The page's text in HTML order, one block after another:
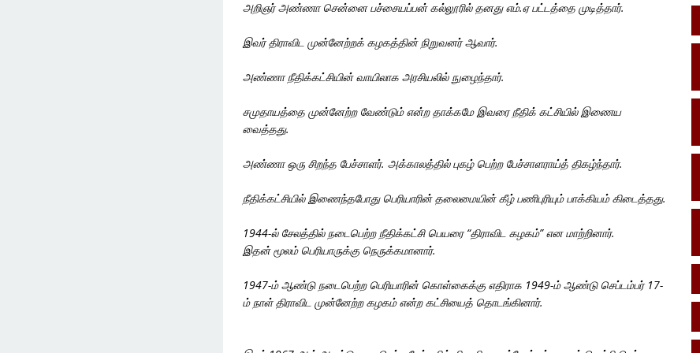
அறிஞர் அண்ணா சென்னை பச்சையப்பன் கல்லூரில் தனது எம்.ஏ பட்டத்தை முடித்தார்.
இவர் திராவிட முன்னேற்றக் கழகத்தின் நிறுவனர் ஆவார்.
அண்ணா நீதிக்கட்சியின் வாயிலாக அரசியலில் நுழைந்தார்.
சமுதாயத்தை முன்னேற்ற வேண்டும் என்ற தாக்கமே இவரை நீதிக் கட்சியில் இணைய
வைத்தது.
அண்ணா ஒரு சிறந்த பேச்சாளர். அக்காலத்தில் புகழ் பெற்ற பேச்சாளராய்த் திகழ்ந்தார்.
நீதிக்கட்சியில் இணைந்தபோது பெரியாரின் தலைமையின் கீழ் பணிபுரியும் பாக்கியம் கிடைத்தது.
1944-ல் சேலத்தில் நடைபெற்ற நீதிக்கட்சி பெயரை “திராவிட கழகம்” என மாற்றினார்.
இதன் மூலம் பெரியாருக்கு நெருக்கமானார்.
1947-ம் ஆண்டு நடைபெற்ற பெரியாரின் கொள்கைக்கு எதிராக 1949-ம் ஆண்டு செப்டம்பர் 17-
ம் நாள் திராவிட முன்னேற்ற கழகம் என்ற கட்சியைத் தொடங்கினார்.